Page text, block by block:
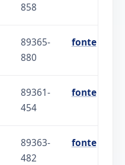
858
89365-
880
fonte
89361-
454
fonte
89363-
482
fonte